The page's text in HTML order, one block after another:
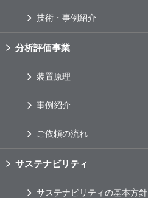
技術・事例紹介
分析評価事業
装置原理
事例紹介
ご依頼の流れ
サステナビリティ
サステナビリティの基本方針